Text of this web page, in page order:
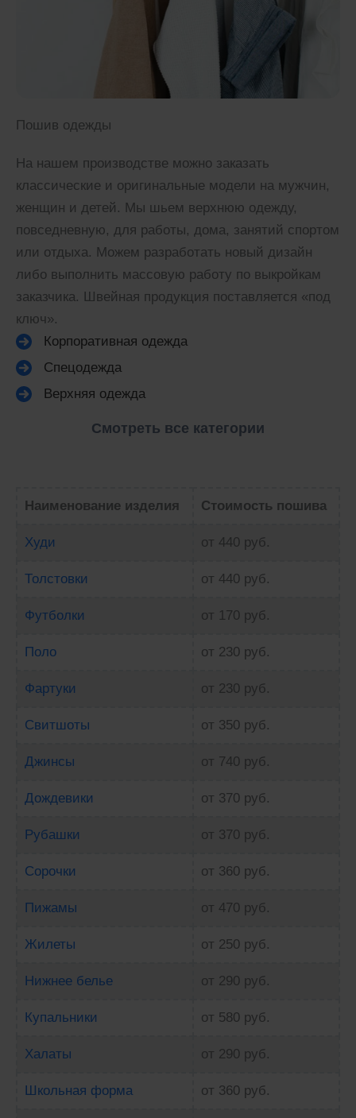
Пошив одежды
На нашем производстве можно заказать
классические и оригинальные модели на мужчин,
женщин и детей. Мы шьем верхнюю одежду,
повседневную, для работы, дома, занятий спортом
или отдыха. Можем разработать новый дизайн
либо выполнить массовую работу по выкройкам
заказчика. Швейная продукция поставляется «под
ключ».
Корпоративная одежда
Спецодежда
Верхняя одежда
Смотреть все категории
Наименование изделия Стоимость пошива
Худи от 440 руб.
Толстовки от 440 руб.
Футболки от 170 руб.
Поло от 230 руб.
Фартуки от 230 руб.
Свитшоты от 350 руб.
Джинсы от 740 руб.
Дождевики от 370 руб.
Рубашки от 370 руб.
Сорочки от 360 руб.
Пижамы от 470 руб.
Жилеты от 250 руб.
Нижнее белье от 290 руб.
Купальники от 580 руб.
Халаты от 290 руб.
Школьная форма от 360 руб.